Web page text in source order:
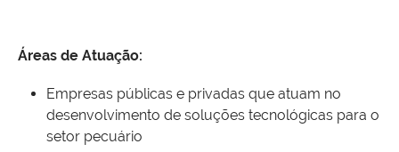
Áreas de Atuação:
Empresas públicas e privadas que atuam no
desenvolvimento de soluções tecnológicas para o
setor pecuário